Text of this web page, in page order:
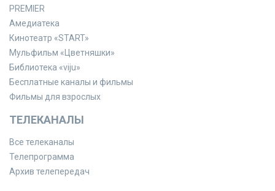
PREMIER
Амедиатека
Кинотеатр «START»
Мульфильм «Цветняшки»
Библиотека «viju»
Бесплатные каналы и фильмы
Фильмы для взрослых
ТЕЛЕКАНАЛЫ
Все телеканалы
Телепрограмма
Архив телепередач